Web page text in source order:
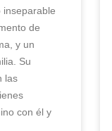
inseparable
de
y un
Su
las
con él y